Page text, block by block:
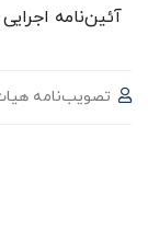
آئین‌نامه
تصویب‌نامه